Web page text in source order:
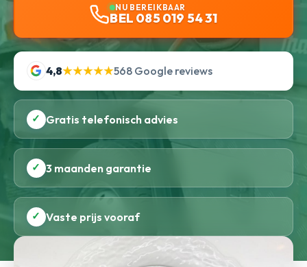
NU BEREIKBAAR
BEL 085 019 54 31
4,8★★★★★568 Google reviews
✓ Gratis telefonisch advies
✓ 3 maanden garantie
✓ Vaste prijs vooraf